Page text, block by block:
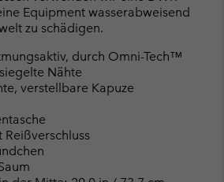
Equipment wasserabweisend
zu schädigen.
durch Omni-Tech™
Nähte
verstellbare Kapuze
Reißverschluss